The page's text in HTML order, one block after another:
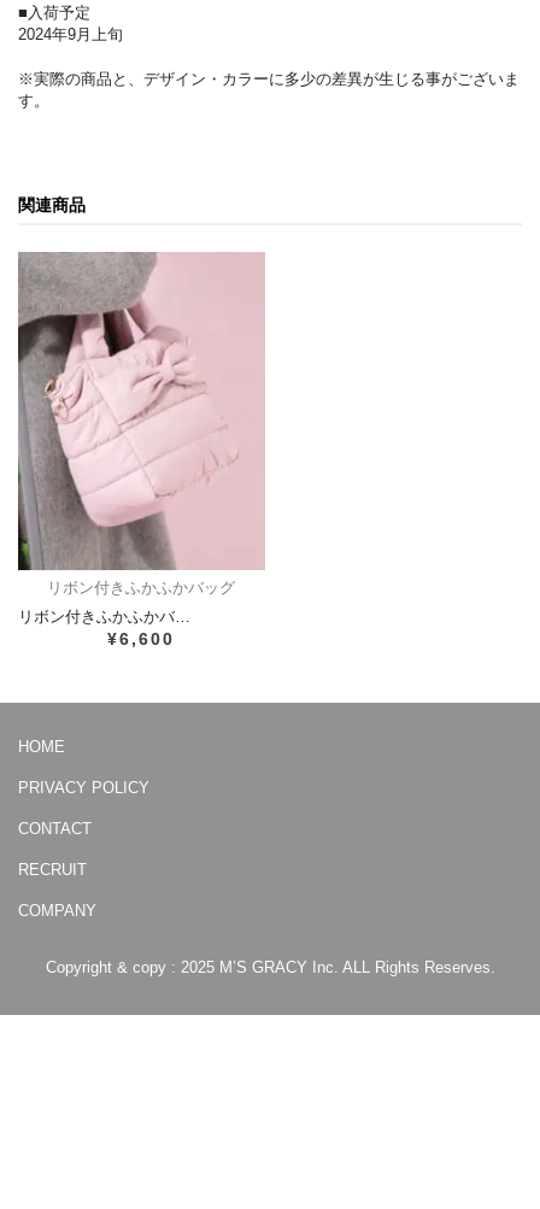
■入荷予定
2024年9月上旬
※実際の商品と、デザイン・カラーに多少の差異が生じる事がございま
す。
関連商品
リボン付きふかふかバッグ
リボン付きふかふかバ…
¥6,600
HOME
PRIVACY POLICY
CONTACT
RECRUIT
COMPANY
Copyright & copy : 2025 M’S GRACY Inc. ALL Rights Reserves.